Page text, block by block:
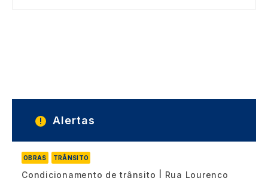
Alertas
OBRAS TRÂNSITO
Condicionamento de trânsito | Rua Lourenço